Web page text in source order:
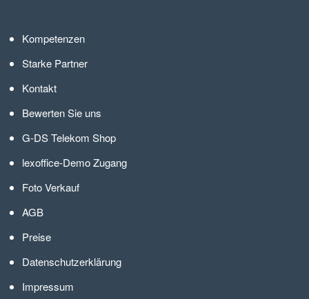
Kompetenzen
Starke Partner
Kontakt
Bewerten Sie uns
G-DS Telekom Shop
lexoffice-Demo Zugang
Foto Verkauf
AGB
Preise
Datenschutzerklärung
Impressum